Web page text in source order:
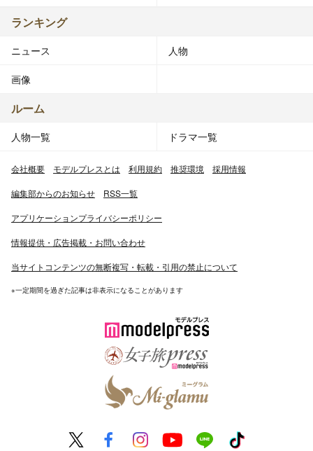
ランキング
ニュース 人物
画像
ルーム
人物一覧 ドラマ一覧
会社概要 モデルプレスとは 利用規約 推奨環境 採用情報
編集部からのお知らせ RSS一覧
アプリケーションプライバシーポリシー
情報提供・広告掲載・お問い合わせ
当サイトコンテンツの無断複写・転載・引用の禁止について
※一定期間を過ぎた記事は非表示になることがあります